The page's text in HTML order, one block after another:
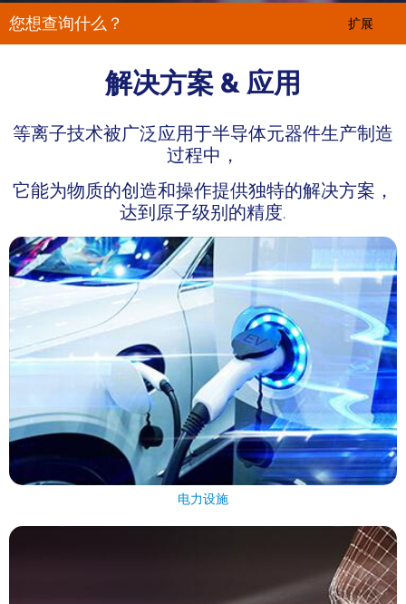
您想查询什么？ 扩展
解决方案 & 应用
等离子技术被广泛应用于半导体元器件生产制造
过程中，
它能为物质的创造和操作提供独特的解决方案，
达到原子级别的精度.
电力设施
电力设施